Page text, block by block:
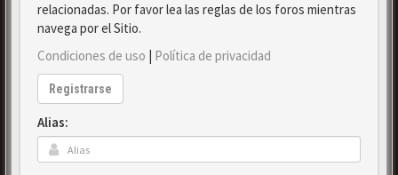
relacionadas. Por favor lea las reglas de los foros mientras
navega por el Sitio.
Condiciones de uso | Política de privacidad
Registrarse
Alias: